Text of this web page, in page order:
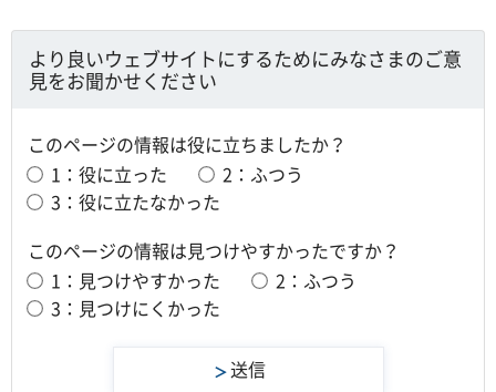
より良いウェブサイトにするためにみなさまのご意
見をお聞かせください
このページの情報は役に立ちましたか？
1：役に立った
2：ふつう
3：役に立たなかった
このページの情報は見つけやすかったですか？
1：見つけやすかった
2：ふつう
3：見つけにくかった